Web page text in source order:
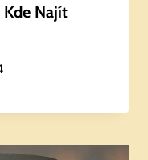
Najít